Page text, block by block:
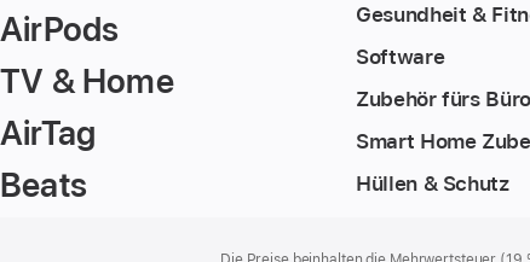
AirPods
TV & Home
AirTag
Beats
Gesundheit &
Software
Zubehör fürs Büro
Smart Home
Hüllen & Schutz